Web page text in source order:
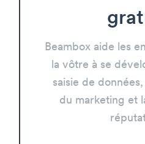
Beambox aide les
la vôtre à se
saisie de
du marketing et